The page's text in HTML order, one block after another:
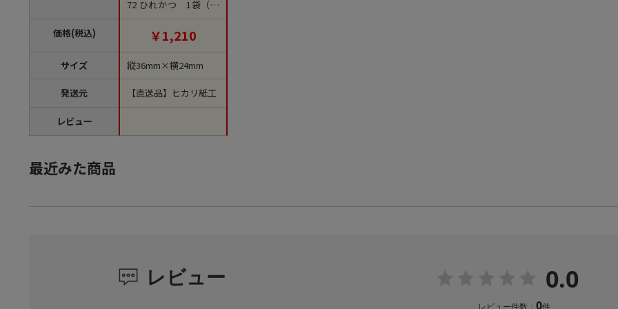
価格(税込)
サイズ
発送元
レビュー
72 ひれかつ 1袋（ご
注文単位1袋）【直送
￥1,210
縦36mm×横24mm
【直送品】ヒカリ紙工
最近みた商品
レビュー 0.0
レビュー件数： 0件